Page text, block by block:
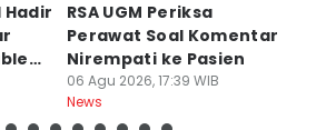
Hadir
RSA UGM Periksa
Perawat Soal Komentar
Nirempati ke Pasien
06 Agu 2026, 17:39 WIB
News